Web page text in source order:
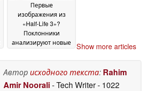
Первые
изображения из
«Half-Life 3»?
Поклонники
анализируют новые
Show more articles
Авторисходного текста: Rahim
Amir Noorali- Tech Writer- 1022